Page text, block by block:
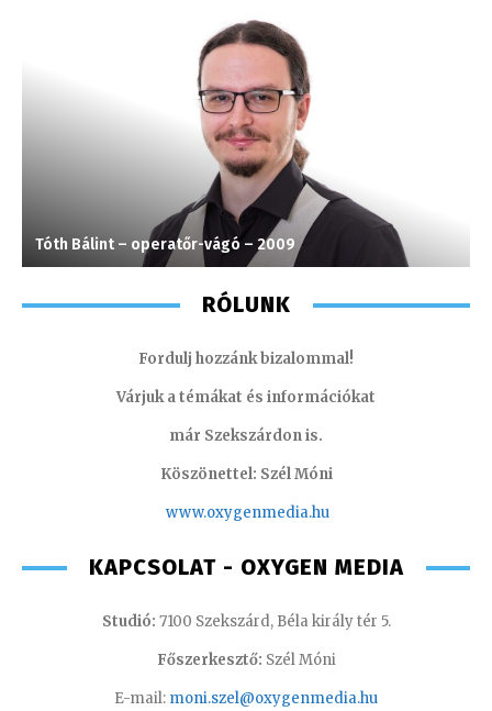
Tóth Bálint – operatőr-vágó – 2009
RÓLUNK
Fordulj hozzánk bizalommal!
Várjuk a témákat és információkat
már Szekszárdon is.
Köszönettel: Szél Móni
www.oxygenmedia.hu
KAPCSOLAT - OXYGEN MEDIA
Studió: 7100 Szekszárd, Béla király tér 5.
Főszerkesztő: Szél Móni
E-mail: moni.szel@oxygenmedia.hu